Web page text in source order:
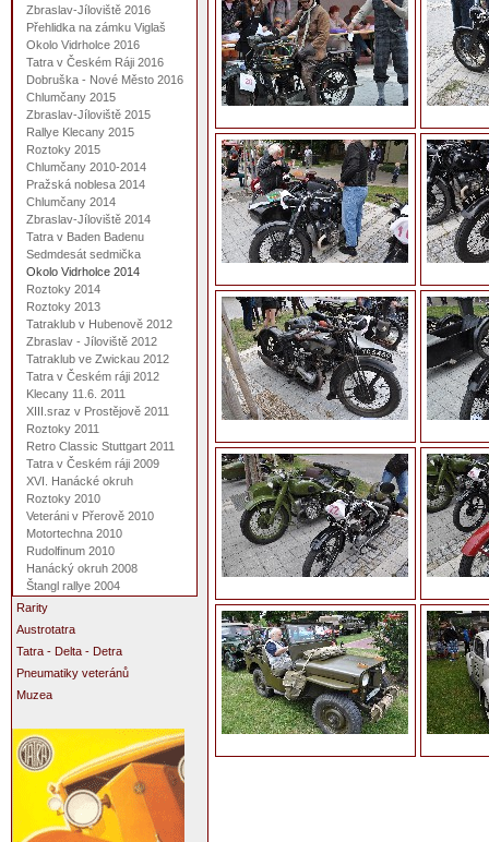
Zbraslav-Jíloviště 2016
Přehlidka na zámku Viglaš
Okolo Vidrholce 2016
Tatra v Českém Ráji 2016
Dobruška - Nové Město 2016
Chlumčany 2015
Zbraslav-Jíloviště 2015
Rallye Klecany 2015
Roztoky 2015
Chlumčany 2010-2014
Pražská noblesa 2014
Chlumčany 2014
Zbraslav-Jíloviště 2014
Tatra v Baden Badenu
Sedmdesát sedmička
Okolo Vidrholce 2014
Roztoky 2014
Roztoky 2013
Tatraklub v Hubenově 2012
Zbraslav - Jíloviště 2012
Tatraklub ve Zwickau 2012
Tatra v Českém ráji 2012
Klecany 11.6. 2011
XIII.sraz v Prostějově 2011
Roztoky 2011
Retro Classic Stuttgart 2011
Tatra v Českém ráji 2009
XVI. Hanácké okruh
Roztoky 2010
Veteráni v Přerově 2010
Motortechna 2010
Rudolfinum 2010
Hanácký okruh 2008
Štangl rallye 2004
Rarity
Austrotatra
Tatra - Delta - Detra
Pneumatiky veteránů
Muzea